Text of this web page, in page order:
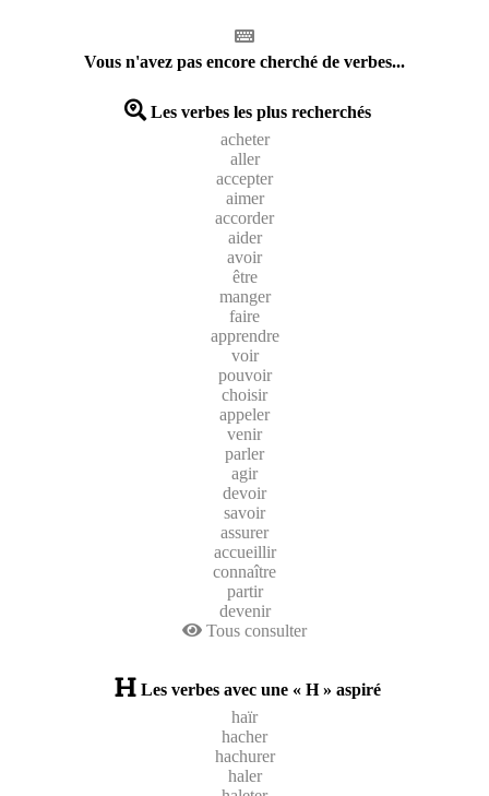
Vous n'avez pas encore cherché de verbes...
Les verbes les plus recherchés
acheter
aller
accepter
aimer
accorder
aider
avoir
être
manger
faire
apprendre
voir
pouvoir
choisir
appeler
venir
parler
agir
devoir
savoir
assurer
accueillir
connaître
partir
devenir
Tous consulter
Les verbes avec une « H » aspiré
haïr
hacher
hachurer
haler